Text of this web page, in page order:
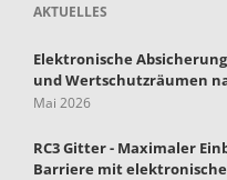
AKTUELLES
Elektronische
und Wertschutzräumen
Mai 2026
RC3 Gitter - Maximaler
Barriere mit